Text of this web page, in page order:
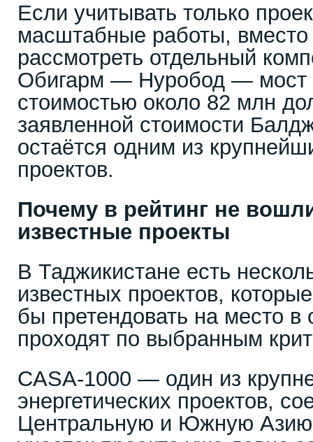
Если учитывать только
масштабные работы,
рассмотреть отдельный
Обигарм — Нуробод — мост
стоимостью около 82 млн
заявленной стоимости
остаётся одним из
проектов.
Почему в рейтинг не
известные проекты
В Таджикистане есть
известных проектов,
бы претендовать на место в
проходят по выбранным
CASA-1000 — один из
энергетических проектов,
Центральную и Южную